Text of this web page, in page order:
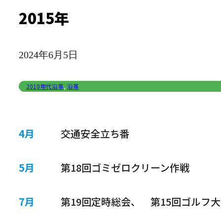
2015年
2024年6月5日
2010年代沿革, 沿革
4月 交通安全立ち番
5月 第18回ゴミゼロクリーン作戦
7月 第19回定時総会、 第15回ゴルフ